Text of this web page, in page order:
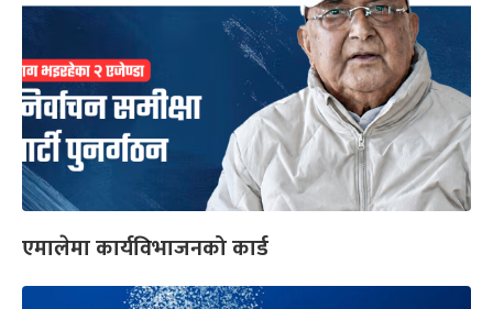
एमालेमा कार्यविभाजनको कार्ड